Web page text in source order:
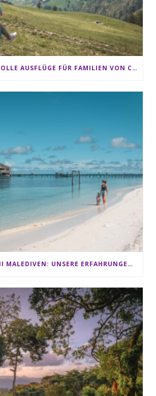
FRIBOURG: 7 TOLLE AUSFLÜGE FÜR FAMILIEN VON CHARMEY BIS LES PACCOTS
CLUB MED KANI MALEDIVEN: UNSERE ERFAHRUNGEN IM ALL-INCLUSIVE PARADIES